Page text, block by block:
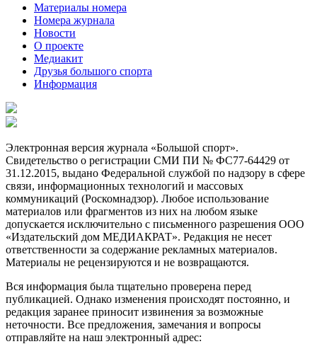
Материалы номера
Номера журнала
Новости
О проекте
Медиакит
Друзья большого спорта
Информация
Электронная версия журнала «Большой спорт».
Свидетельство о регистрации СМИ ПИ № ФС77-64429 от
31.12.2015, выдано Федеральной службой по надзору в сфере
связи, информационных технологий и массовых
коммуникаций (Роскомнадзор). Любое использование
материалов или фрагментов из них на любом языке
допускается исключительно с письменного разрешения ООО
«Издательский дом МЕДИАКРАТ». Редакция не несет
ответственности за содержание рекламных материалов.
Материалы не рецензируются и не возвращаются.
Вся информация была тщательно проверена перед
публикацией. Однако изменения происходят постоянно, и
редакция заранее приносит извинения за возможные
неточности. Все предложения, замечания и вопросы
отправляйте на наш электронный адрес: